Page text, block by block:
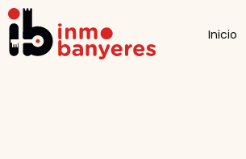
Inicio